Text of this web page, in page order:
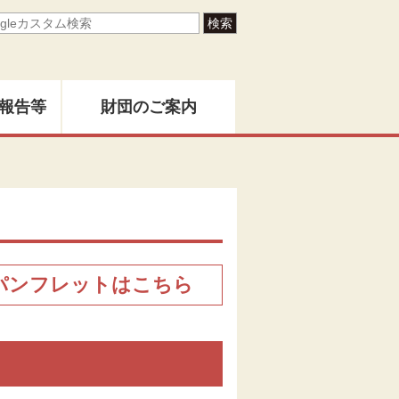
告等
書
財団のご案内
関係者名簿
ンフレットはこちら